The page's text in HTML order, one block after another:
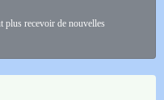
plus recevoir de nouvelles